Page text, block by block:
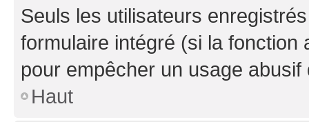
Seuls les utilisateurs
formulaire intégré (si la fonction
pour empêcher un usage
Haut